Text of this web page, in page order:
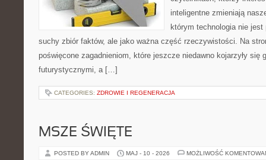
inteligentne zmieniają
którym technologia nie
suchy zbiór faktów, ale jako ważna część rzeczywistości. Na
poświęcone zagadnieniom, które jeszcze niedawno kojarzyły się
futurystycznymi, a […]
CATEGORIES: ZDROWIE I REGENERACJA
MSZE ŚWIĘTE
POSTED BY ADMIN MAJ - 10 - 2026 MOŻLIWOŚĆ